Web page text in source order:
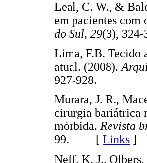
Leal, C. W., &
em pacientes com
do Sul, 29(3),
Lima, F.B. Tecido
atual. (2008).
927-928.
Murara, J. R.,
cirurgia bariátrica
mórbida. Revista
99. [ Links ]
Neff, K. J.,